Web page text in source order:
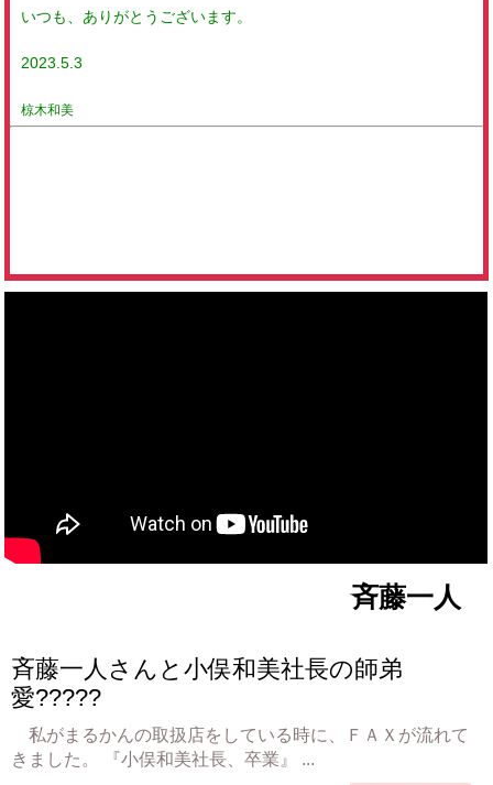
いつも、ありがとうございます。
2023.5.3
椋木和美
斉藤一人
斉藤一人さんと小俣和美社長の師弟
愛?????
私がまるかんの取扱店をしている時に、ＦＡＸが流れて
きました。 『小俣和美社長、卒業』 ...